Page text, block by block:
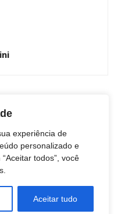
experiência de
personalizado e
todos”, você
Aceitar tudo
autor
da Mega-Sena
anuncia programa
pneus e outros